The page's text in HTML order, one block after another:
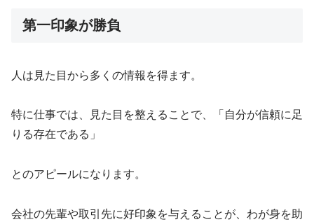
第一印象が勝負
人は見た目から多くの情報を得ます。
特に仕事では、見た目を整えることで、「自分が信頼に足
りる存在である」
とのアピールになります。
会社の先輩や取引先に好印象を与えることが、わが身を助